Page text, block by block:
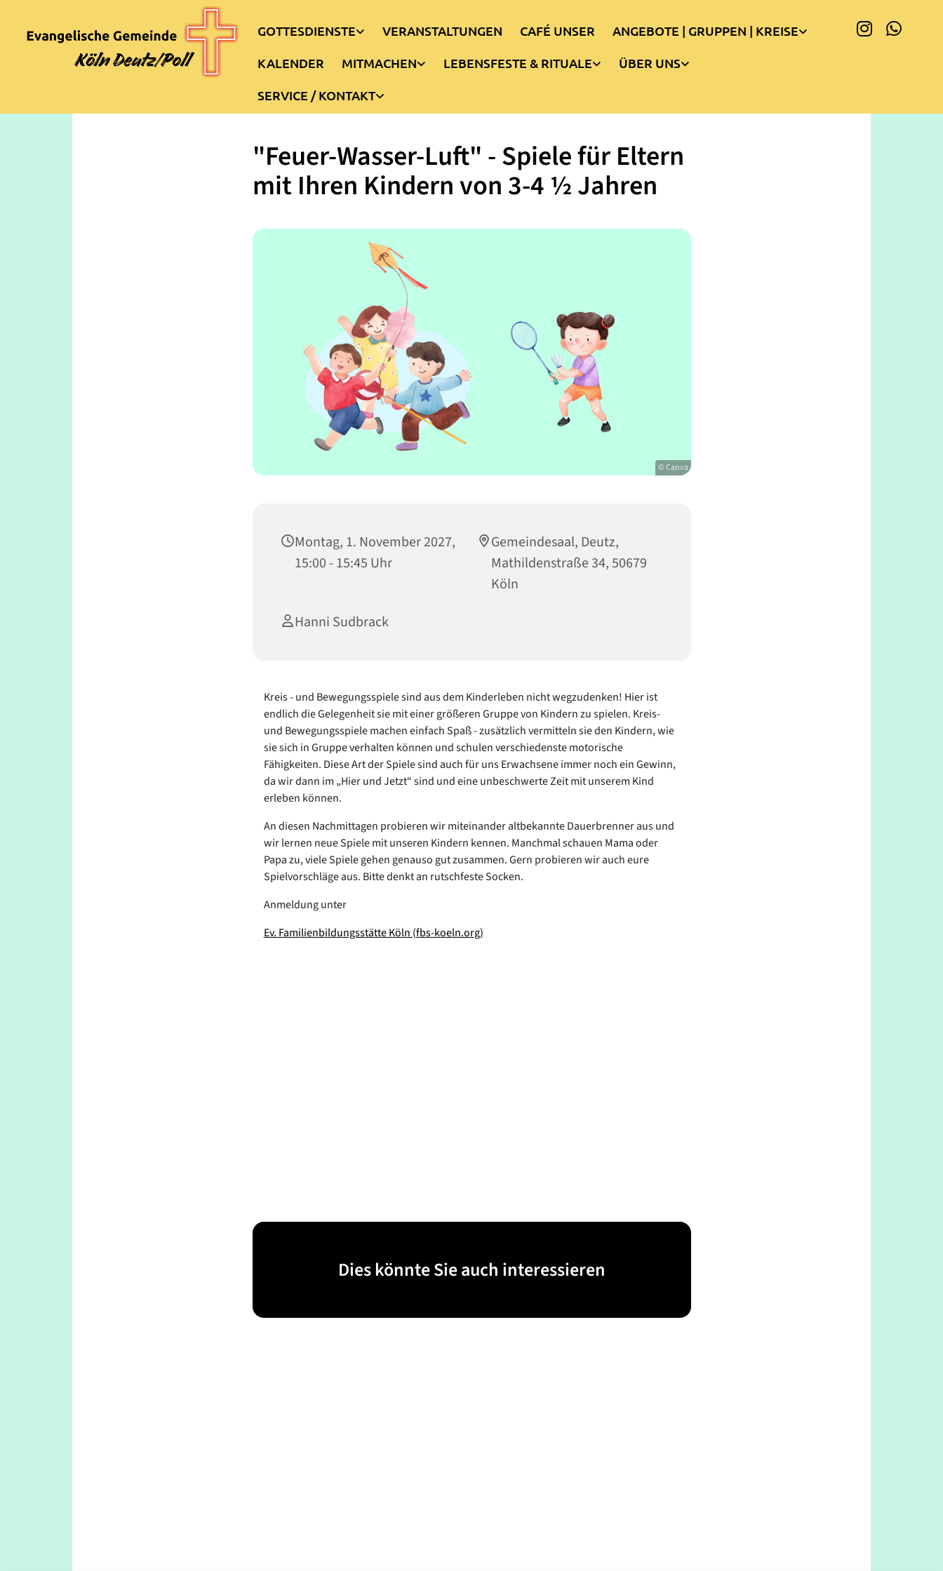
GOTTESDIENSTE VERANSTALTUNGEN CAFÉ UNSER
ANGEBOTE | GRUPPEN | KREISE
KALENDER
MITMACHEN LEBENSFESTE & RITUALE
ÜBER UNS
SERVICE / KONTAKT
"Feuer-Wasser-Luft" - Spiele für Eltern
mit Ihren Kindern von 3-4 ½ Jahren
© Canva
Montag, 1. November 2027,
15:00 - 15:45 Uhr
Gemeindesaal, Deutz,
Mathildenstraße 34, 50679
Köln
Hanni Sudbrack
Kreis - und Bewegungsspiele sind aus dem Kinderleben nicht wegzudenken! Hier ist
endlich die Gelegenheit sie mit einer größeren Gruppe von Kindern zu spielen. Kreis-
und Bewegungsspiele machen einfach Spaß - zusätzlich vermitteln sie den Kindern, wie
sie sich in Gruppe verhalten können und schulen verschiedenste motorische
Fähigkeiten. Diese Art der Spiele sind auch für uns Erwachsene immer noch ein Gewinn,
da wir dann im „Hier und Jetzt“ sind und eine unbeschwerte Zeit mit unserem Kind
erleben können.
An diesen Nachmittagen probieren wir miteinander altbekannte Dauerbrenner aus und
wir lernen neue Spiele mit unseren Kindern kennen. Manchmal schauen Mama oder
Papa zu, viele Spiele gehen genauso gut zusammen. Gern probieren wir auch eure
Spielvorschläge aus. Bitte denkt an rutschfeste Socken.
Anmeldung unter
Ev. Familienbildungsstätte Köln (fbs-koeln.org)
Dies könnte Sie auch interessieren